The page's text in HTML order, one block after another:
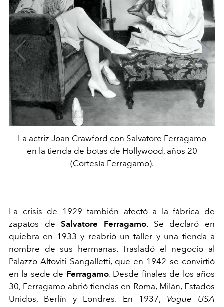
La actriz Joan Crawford con Salvatore Ferragamo
en la tienda de botas de Hollywood, años 20
(Cortesía Ferragamo).
La crisis de 1929 también afectó a la fábrica de
zapatos deSalvatore Ferragamo. Se declaró en
quiebra en 1933 y reabrió un taller y una tienda a
nombre de sus hermanas. Trasladó el negocio al
Palazzo Altoviti Sangalletti, que en 1942 se convirtió
en la sede de Ferragamo. Desde finales de los años
30, Ferragamo abrió tiendas en Roma, Milán, Estados
Unidos, Berlín y Londres. En 1937, Vogue USA